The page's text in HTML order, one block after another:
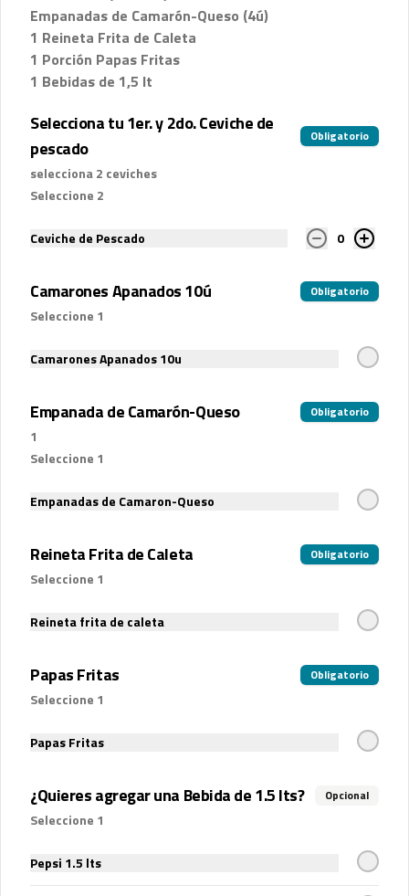
Pepsi Light 1.5 lts
Gaseosas 1.5 lts
Pepsi Original 1.5 lts
Gaseosa 1.5 lts
Gaseosa 1.5 lts
$3.500
Schweppes agua tónica
Política de privacidad
Empanadas de Camarón-Queso (4ú)
1 Reineta Frita de Caleta
1 Porción Papas Fritas
1 Bebidas de 1,5 lt
Selecciona tu 1er. y 2do. Ceviche de
pescado
Obligatorio
selecciona 2 ceviches
Seleccione 2
Ceviche de Pescado 0
Camarones Apanados 10ú Obligatorio
Seleccione 1
Camarones Apanados 10u
Empanada de Camarón-Queso Obligatorio
1
Seleccione 1
Empanadas de Camaron-Queso
Reineta Frita de Caleta Obligatorio
Seleccione 1
Reineta frita de caleta
Papas Fritas Obligatorio
Seleccione 1
Papas Fritas
¿Quieres agregar una Bebida de 1.5 lts? Opcional
Seleccione 1
Pepsi 1.5 lts